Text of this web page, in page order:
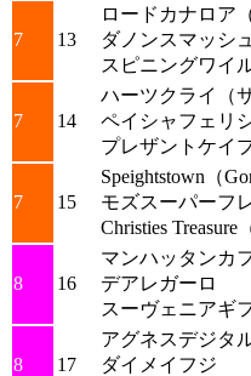
7 13
ロードカナロア
ダノンスマッシュ
スピニングワイ
7 14
ハーツクライ
（
ペイシャフェリ
プレザントケイ
7 15
Speightstown （
モズスーパーフ
Christies Treasure
8 16
マンハッタンカ
デアレガーロ
スーヴェニアギ
8 17
アグネスデジタ
ダイメイフジ